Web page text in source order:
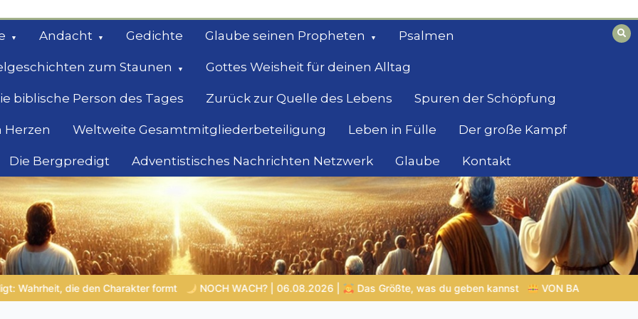
Andacht Gedichte Glaube seinen Propheten Psalmen
zum Staunen Gottes Weisheit für deinen Alltag
biblische Person des Tages Zurück zur Quelle des Lebens Spuren der Schöpfung
Herzen Weltweite Gesamtmitgliederbeteiligung Leben in Fülle Der große Kampf
Die Bergpredigt Adventistisches Nachrichten Netzwerk Glaube Kontakt
NOCH WACH? | 06.08.2026 | Das Größte, was du geben kannst VON BABYLON ZUM EWIGEN REICH | Kap.1 –